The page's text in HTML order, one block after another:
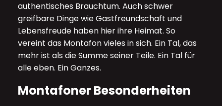
authentisches Brauchtum. Auch schwer
greifbare Dinge wie Gastfreundschaft und
Lebensfreude haben hier ihre Heimat. So
vereint das Montafon vieles in sich. Ein Tal, das
mehr ist als die Summe seiner Teile. Ein Tal für
alle eben. Ein Ganzes.
Montafoner Besonderheiten